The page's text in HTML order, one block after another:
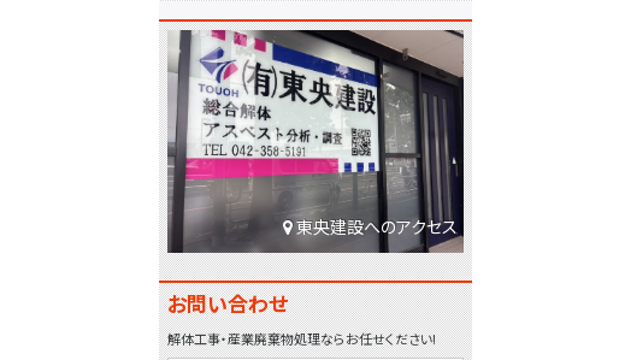
東央建設へのアクセス
お問い合わせ
解体工事・産業廃棄物処理ならお任せください!